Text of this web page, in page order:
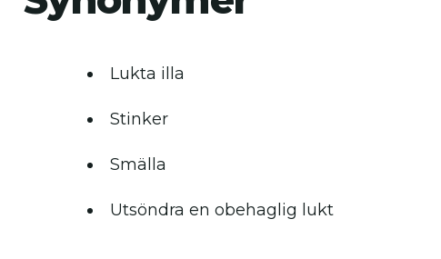
Lukta illa
Stinker
Smälla
Utsöndra en obehaglig lukt